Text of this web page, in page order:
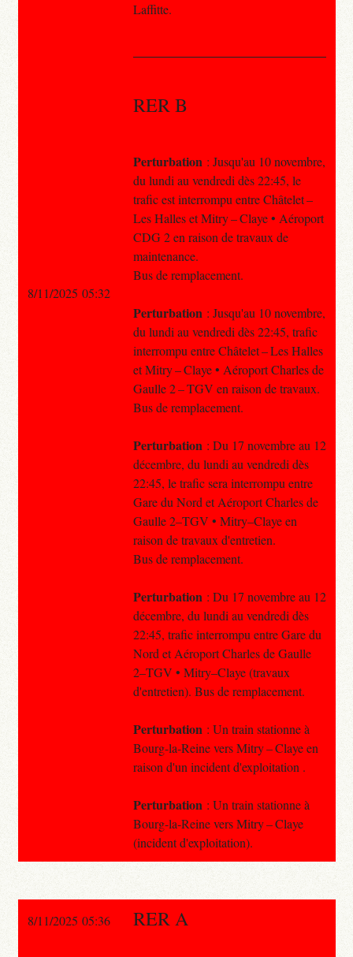
Laffitte.
RER B
Perturbation : Jusqu'au 10 novembre,
du lundi au vendredi dès 22:45, le
trafic est interrompu entre Châtelet –
Les Halles et Mitry – Claye • Aéroport
CDG 2 en raison de travaux de
maintenance.
Bus de remplacement.
Perturbation : Jusqu'au 10 novembre,
du lundi au vendredi dès 22:45, trafic
interrompu entre Châtelet – Les Halles
et Mitry – Claye • Aéroport Charles de
Gaulle 2 – TGV en raison de travaux.
Bus de remplacement.
Perturbation : Du 17 novembre au 12
décembre, du lundi au vendredi dès
22:45, le trafic sera interrompu entre
Gare du Nord et Aéroport Charles de
Gaulle 2–TGV • Mitry–Claye en
raison de travaux d'entretien.
Bus de remplacement.
Perturbation : Du 17 novembre au 12
décembre, du lundi au vendredi dès
22:45, trafic interrompu entre Gare du
Nord et Aéroport Charles de Gaulle
2–TGV • Mitry–Claye (travaux
d'entretien). Bus de remplacement.
Perturbation : Un train stationne à
Bourg-la-Reine vers Mitry – Claye en
raison d'un incident d'exploitation .
Perturbation : Un train stationne à
Bourg-la-Reine vers Mitry – Claye
(incident d'exploitation).
8/11/2025 05:32
8/11/2025 05:36 RER A